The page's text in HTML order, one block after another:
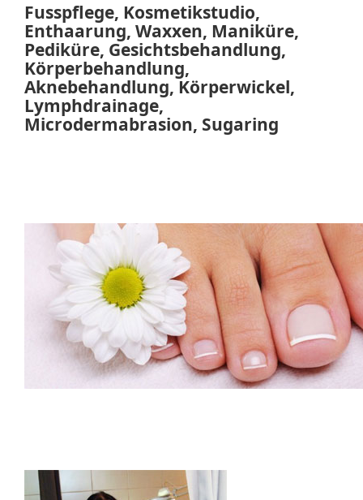
Fusspflege, Kosmetikstudio,
Enthaarung, Waxxen, Maniküre,
Pediküre, Gesichtsbehandlung,
Körperbehandlung,
Aknebehandlung, Körperwickel,
Lymphdrainage,
Microdermabrasion, Sugaring